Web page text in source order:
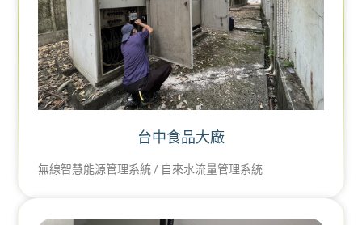
台中食品大廠
無線智慧能源管理系統 / 自來水流量管理系統